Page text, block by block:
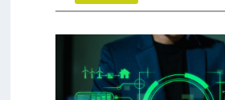
N
a
u
s